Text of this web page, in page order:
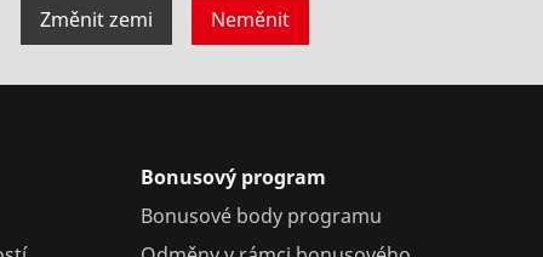
Změnit zemi Neměnit
Bonusový program
Bonusové body programu